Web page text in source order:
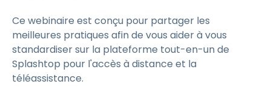
Ce webinaire est conçu pour partager les
meilleures pratiques afin de vous aider à vous
standardiser sur la plateforme tout-en-un de
Splashtop pour l'accès à distance et la
téléassistance.